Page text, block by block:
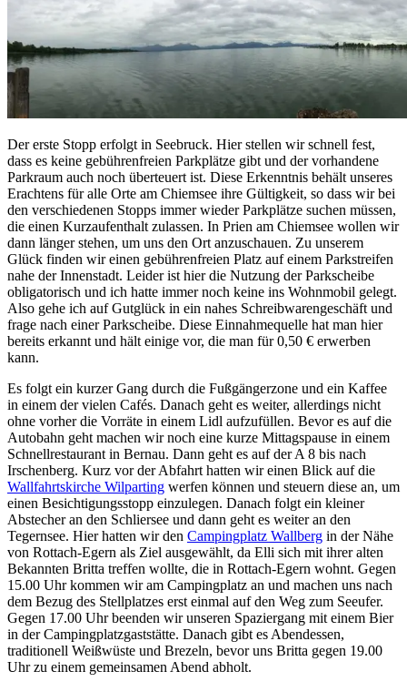
Der erste Stopp erfolgt in Seebruck. Hier stellen wir schnell fest,
dass es keine gebührenfreien Parkplätze gibt und der vorhandene
Parkraum auch noch überteuert ist. Diese Erkenntnis behält unseres
Erachtens für alle Orte am Chiemsee ihre Gültigkeit, so dass wir bei
den verschiedenen Stopps immer wieder Parkplätze suchen müssen,
die einen Kurzaufenthalt zulassen. In Prien am Chiemsee wollen wir
dann länger stehen, um uns den Ort anzuschauen. Zu unserem
Glück finden wir einen gebührenfreien Platz auf einem Parkstreifen
nahe der Innenstadt. Leider ist hier die Nutzung der Parkscheibe
obligatorisch und ich hatte immer noch keine ins Wohnmobil gelegt.
Also gehe ich auf Gutglück in ein nahes Schreibwarengeschäft und
frage nach einer Parkscheibe. Diese Einnahmequelle hat man hier
bereits erkannt und hält einige vor, die man für 0,50 € erwerben
kann.
Es folgt ein kurzer Gang durch die Fußgängerzone und ein Kaffee
in einem der vielen Cafés. Danach geht es weiter, allerdings nicht
ohne vorher die Vorräte in einem Lidl aufzufüllen. Bevor es auf die
Autobahn geht machen wir noch eine kurze Mittagspause in einem
Schnellrestaurant in Bernau. Dann geht es auf der A 8 bis nach
Irschenberg. Kurz vor der Abfahrt hatten wir einen Blick auf die
Wallfahrtskirche Wilparting werfen können und steuern diese an, um
einen Besichtigungsstopp einzulegen. Danach folgt ein kleiner
Abstecher an den Schliersee und dann geht es weiter an den
Tegernsee. Hier hatten wir den Campingplatz Wallberg in der Nähe
von Rottach-Egern als Ziel ausgewählt, da Elli sich mit ihrer alten
Bekannten Britta treffen wollte, die in Rottach-Egern wohnt. Gegen
15.00 Uhr kommen wir am Campingplatz an und machen uns nach
dem Bezug des Stellplatzes erst einmal auf den Weg zum Seeufer.
Gegen 17.00 Uhr beenden wir unseren Spaziergang mit einem Bier
in der Campingplatzgaststätte. Danach gibt es Abendessen,
traditionell Weißwüste und Brezeln, bevor uns Britta gegen 19.00
Uhr zu einem gemeinsamen Abend abholt.